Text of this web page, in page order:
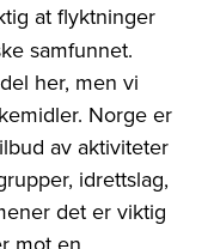
at flyktninger
samfunnet.
her, men vi
Norge er
av aktiviteter
idrettslag,
det er viktig